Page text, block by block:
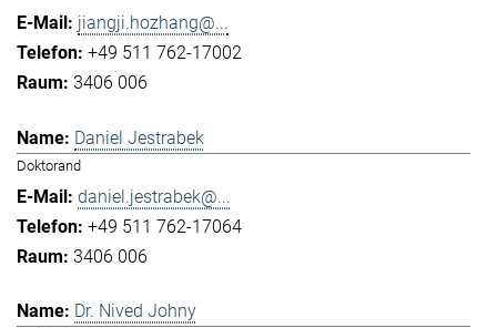
jiangji.hozhang@...
+49 511 762-17002
3406 006
Daniel Jestrabek
Doktorand
daniel.jestrabek@...
+49 511 762-17064
3406 006
Dr. Nived Johny